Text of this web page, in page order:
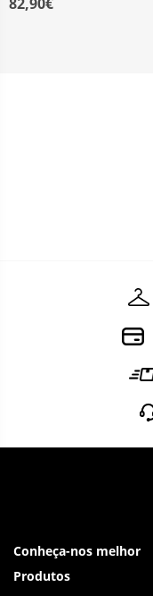
82,90€
Conheça-nos melhor
Produtos